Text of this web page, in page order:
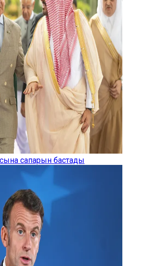
сапарын бастады